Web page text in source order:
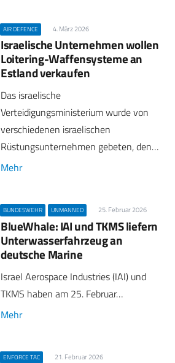
AIR DEFENCE 4. März 2026
Israelische Unternehmen wollen
Loitering-Waffensysteme an
Estland verkaufen
Das israelische
Verteidigungsministerium wurde von
verschiedenen israelischen
Rüstungsunternehmen gebeten, den…
Mehr
BUNDESWEHR UNMANNED 25. Februar 2026
BlueWhale: IAI und TKMS liefern
Unterwasserfahrzeug an
deutsche Marine
Israel Aerospace Industries (IAI) und
TKMS haben am 25. Februar…
Mehr
ENFORCE TAC 21. Februar 2026